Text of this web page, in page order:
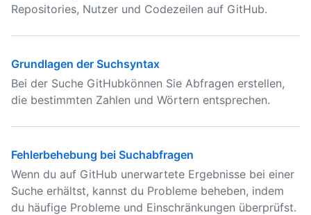
Repositories, Nutzer und Codezeilen auf GitHub.
Grundlagen der Suchsyntax
Bei der Suche GitHubkönnen Sie Abfragen erstellen,
die bestimmten Zahlen und Wörtern entsprechen.
Fehlerbehebung bei Suchabfragen
Wenn du auf GitHub unerwartete Ergebnisse bei einer
Suche erhältst, kannst du Probleme beheben, indem
du häufige Probleme und Einschränkungen überprüfst.